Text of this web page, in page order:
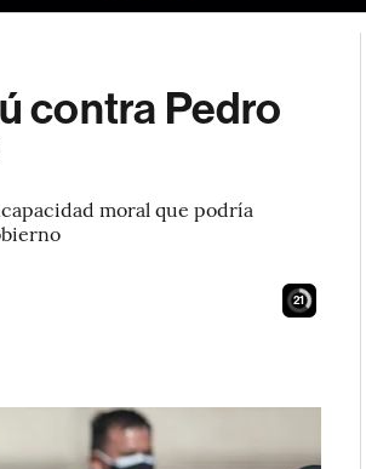
contra Pedro
moral que podría
20